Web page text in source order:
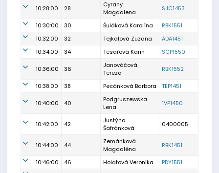
10:28:00 28
Cyrany
Magdalena
SJC1453
10:30:00 30 Šuláková Karolína
RBK1551
10:32:00
32 Tejkalová Zuzana
ADA1451
10:34:00
34 Tesařová Karin SCP1550
10:36:00 36
Janováčová
Tereza
RBK1552
10:38:00 38 Pecánková Barbora TEP1451
10:40:00 40
Podgruszewska
Lena
1VP1450
10:42:00 42
Justýna
Šafránková
0400005
10:44:00 44
Zemánková
Magdaléna
RBK1451
10:46:00 46 Holatová Veronika
PDY1551